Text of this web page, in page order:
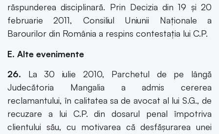
răspunderea disciplinară. Prin Decizia din 19 şi 20
februarie 2011, Consiliul Uniunii Naţionale a
Barourilor din România a respins contestaţia lui C.P.
E. Alte evenimente
26. La 30 iulie 2010, Parchetul de pe lângă
Judecătoria Mangalia a admis cererea
reclamantului, în calitatea sa de avocat al lui S.G., de
recuzare a lui C.P. din dosarul penal împotriva
clientului său, cu motivarea că desfăşurarea unei